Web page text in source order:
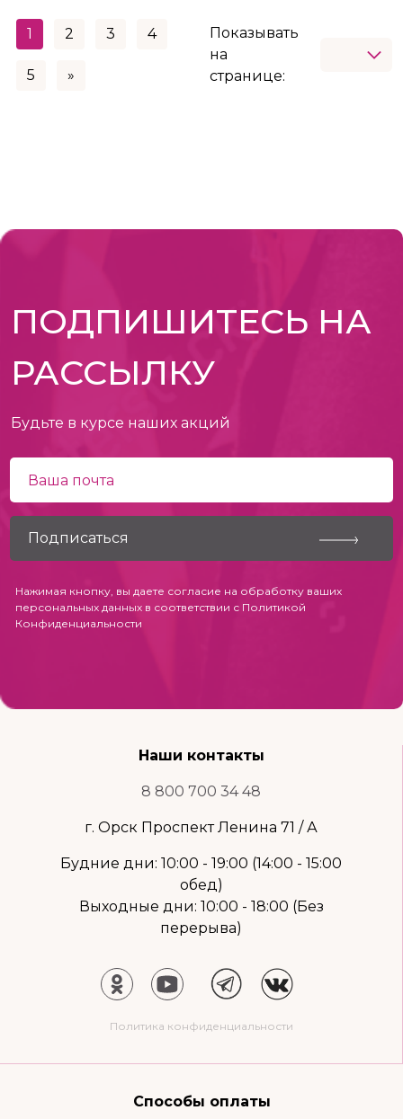
1 2 3 4
5 »
Показывать
на
странице:
ПОДПИШИТЕСЬ НА
РАССЫЛКУ
Будьте в курсе наших акций
Нажимая кнопку, вы даете согласие на обработку ваших
персональных данных в соответствии с Политикой
Конфиденциальности
Наши контакты
8 800 700 34 48
г. Орск Проспект Ленина 71 / А
Будние дни: 10:00 - 19:00 (14:00 - 15:00
обед)
Выходные дни: 10:00 - 18:00 (Без
перерыва)
Политика конфиденциальности
Способы оплаты